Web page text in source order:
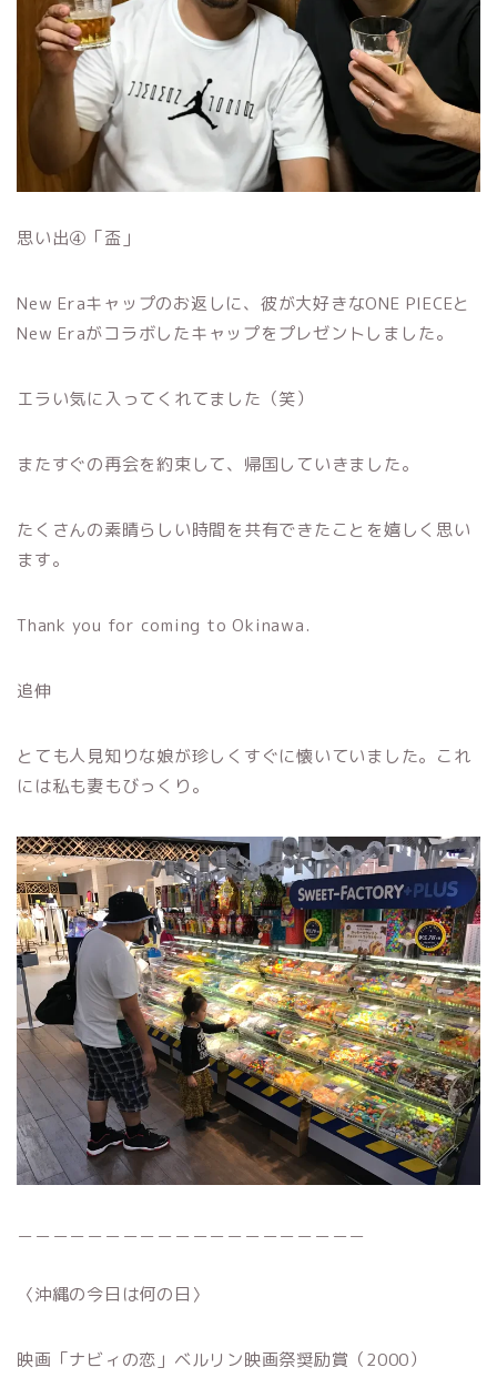
思い出④「盃」
New Eraキャップのお返しに、彼が大好きなONE PIECEと
New Eraがコラボしたキャップをプレゼントしました。
エラい気に入ってくれてました（笑）
またすぐの再会を約束して、帰国していきました。
たくさんの素晴らしい時間を共有できたことを嬉しく思い
ます。
Thank you for coming to Okinawa.
追伸
とても人見知りな娘が珍しくすぐに懐いていました。これ
には私も妻もびっくり。
〈沖縄の今日は何の日〉
映画「ナビィの恋」ベルリン映画祭奨励賞（2000）